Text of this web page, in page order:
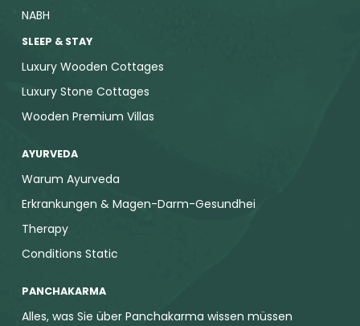
NABH
SLEEP & STAY
Luxury Wooden Cottages
Luxury Stone Cottages
Wooden Premium Villas
AYURVEDA
Warum Ayurveda
Erkrankungen & Magen-Darm-Gesundhei
Therapy
Conditions Static
PANCHAKARMA
Alles, was Sie über Panchakarma wissen müssen